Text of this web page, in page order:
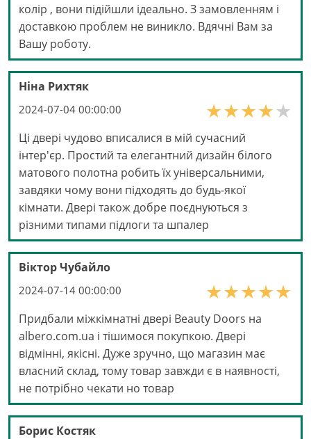
колір , вони підійшли ідеально. З замовленням і
доставкою проблем не виникло. Вдячні Вам за
Вашу роботу.
Ніна Рихтяк
2024-07-04 00:00:00
Ці двері чудово вписалися в мій сучасний
інтер'єр. Простий та елегантний дизайн білого
матового полотна робить їх універсальними,
завдяки чому вони підходять до будь-якої
кімнати. Двері також добре поєднуються з
різними типами підлоги та шпалер
Віктор Чубайло
2024-07-14 00:00:00
Придбали міжкімнатні двері Beauty Doors на
albero.com.ua і тішимося покупкою. Двері
відмінні, якісні. Дуже зручно, що магазин має
власний склад, тому товар завжди є в наявності,
не потрібно чекати но товар
Борис Костяк